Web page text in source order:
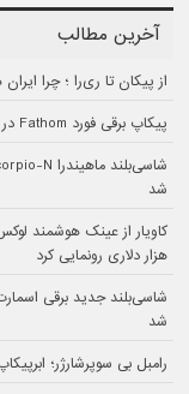
آخرین مطالب
از پیکان تا ری‌را ؛ چرا
پیکاپ برقی فورد Fathom در راه است؛ اما چرا با نام فانتوم؟
شد
هزار دلاری رونمایی کرد
شد
رامبل بی سوپرشارژر؛ ابرپیکاپ ۹۰۰ اسب بخاری رم وارد